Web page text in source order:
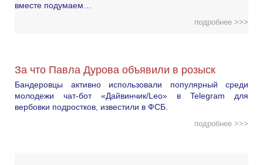
вместе подумаем…
подробнее >>>
За что Павла Дурова объявили в розыск
Бандеровцы активно использовали популярный среди
молодежи чат-бот «Дайвинчик/Leo» в Telegram для
вербовки подростков, известили в ФСБ.
подробнее >>>